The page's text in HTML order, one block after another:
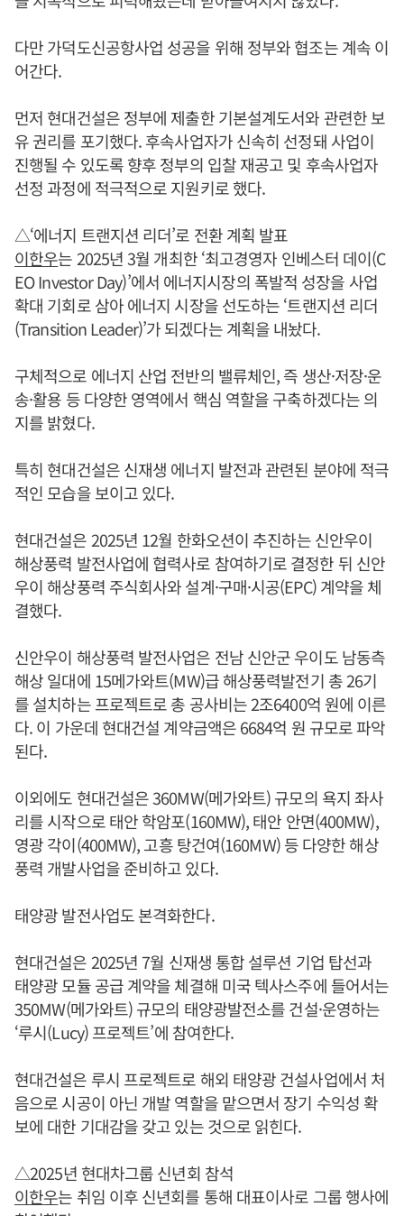
다만 가덕도신공항사업 성공을 위해 정부와 협조는 계속 이
어간다.
먼저 현대건설은 정부에 제출한 기본설계도서와 관련한 보
유 권리를 포기했다. 후속사업자가 신속히 선정돼 사업이
진행될 수 있도록 향후 정부의 입찰 재공고 및 후속사업자
선정 과정에 적극적으로 지원키로 했다.
△‘에너지 트랜지션 리더’로 전환 계획 발표
이한우는 2025년 3월 개최한 ‘최고경영자 인베스터 데이(C
EO Investor Day)’에서 에너지시장의 폭발적 성장을 사업
확대 기회로 삼아 에너지 시장을 선도하는 ‘트랜지션 리더
(Transition Leader)’가 되겠다는 계획을 내놨다.
구체적으로 에너지 산업 전반의 밸류체인, 즉 생산·저장·운
송·활용 등 다양한 영역에서 핵심 역할을 구축하겠다는 의
지를 밝혔다.
특히 현대건설은 신재생 에너지 발전과 관련된 분야에 적극
적인 모습을 보이고 있다.
현대건설은 2025년 12월 한화오션이 추진하는 신안우이
해상풍력 발전사업에 협력사로 참여하기로 결정한 뒤 신안
우이 해상풍력 주식회사와 설계·구매·시공(EPC) 계약을 체
결했다.
신안우이 해상풍력 발전사업은 전남 신안군 우이도 남동측
해상 일대에 15메가와트(MW)급 해상풍력발전기 총 26기
를 설치하는 프로젝트로 총 공사비는 2조6400억 원에 이른
다. 이 가운데 현대건설 계약금액은 6684억 원 규모로 파악
된다.
이외에도 현대건설은 360MW(메가와트) 규모의 욕지 좌사
리를 시작으로 태안 학암포(160MW), 태안 안면(400MW),
영광 각이(400MW), 고흥 탕건여(160MW) 등 다양한 해상
풍력 개발사업을 준비하고 있다.
태양광 발전사업도 본격화한다.
현대건설은 2025년 7월 신재생 통합 설루션 기업 탑선과
태양광 모듈 공급 계약을 체결해 미국 텍사스주에 들어서는
350MW(메가와트) 규모의 태양광발전소를 건설·운영하는
‘루시(Lucy) 프로젝트’에 참여한다.
현대건설은 루시 프로젝트로 해외 태양광 건설사업에서 처
음으로 시공이 아닌 개발 역할을 맡으면서 장기 수익성 확
보에 대한 기대감을 갖고 있는 것으로 읽힌다.
△2025년 현대차그룹 신년회 참석
이한우는 취임 이후 신년회를 통해 대표이사로 그룹 행사에